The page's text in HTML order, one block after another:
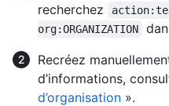
recherchez
org:ORGANIZATION
Recréez
d’informations,
d’organisation ».